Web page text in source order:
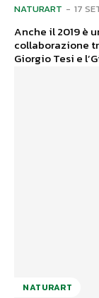
NATURART - 17
Anche il 2019 è
collaborazione
Giorgio Tesi e
NATURART